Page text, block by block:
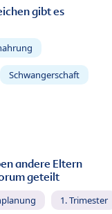
gibt es
Schwangerschaft
andere Eltern
geteilt
1. Trimester